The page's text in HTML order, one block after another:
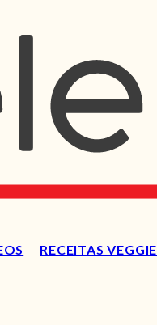
RECEITAS VEGGIE